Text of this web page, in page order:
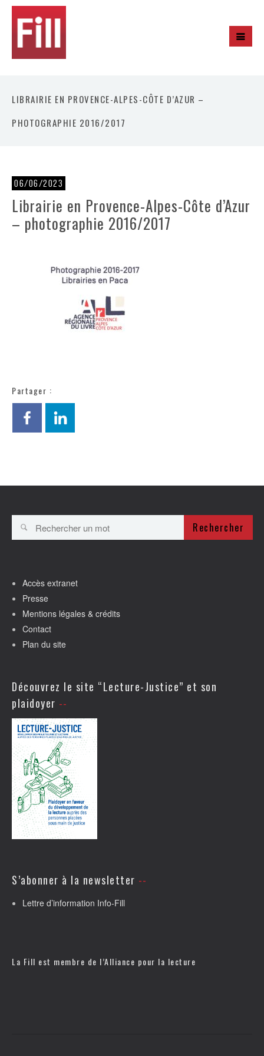
LIBRAIRIE EN PROVENCE-ALPES-CÔTE D’AZUR –
PHOTOGRAPHIE 2016/2017
06/06/2023
Librairie en Provence-Alpes-Côte d’Azur
– photographie 2016/2017
Partager :
Rechercher
Accès extranet
Presse
Mentions légales & crédits
Contact
Plan du site
Découvrez le site “Lecture-Justice” et son
plaidoyer
S’abonner à la newsletter
Lettre d’information Info-Fill
La Fill est membre de l’Alliance pour la lecture